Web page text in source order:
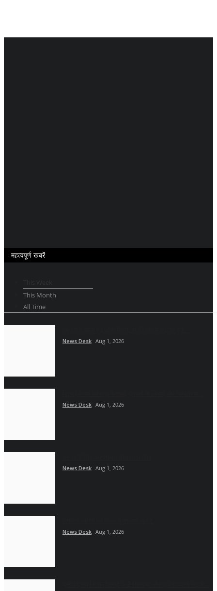
महत्वपूर्ण खबरें
This Month
All Time
News Desk Aug 1, 2026
News Desk Aug 1, 2026
News Desk Aug 1, 2026
News Desk Aug 1, 2026